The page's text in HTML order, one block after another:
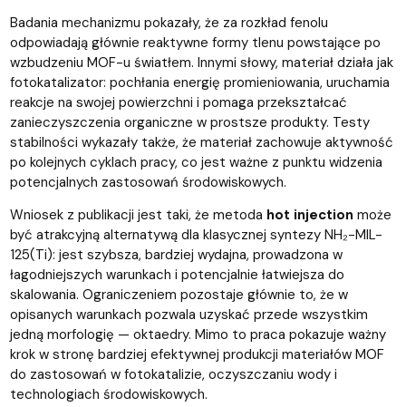
Badania mechanizmu pokazały, że za rozkład fenolu
odpowiadają głównie reaktywne formy tlenu powstające po
wzbudzeniu MOF-u światłem. Innymi słowy, materiał działa jak
fotokatalizator: pochłania energię promieniowania, uruchamia
reakcje na swojej powierzchni i pomaga przekształcać
zanieczyszczenia organiczne w prostsze produkty. Testy
stabilności wykazały także, że materiał zachowuje aktywność
po kolejnych cyklach pracy, co jest ważne z punktu widzenia
potencjalnych zastosowań środowiskowych.
Wniosek z publikacji jest taki, że metoda hot injection może
być atrakcyjną alternatywą dla klasycznej syntezy NH₂-MIL-
125(Ti): jest szybsza, bardziej wydajna, prowadzona w
łagodniejszych warunkach i potencjalnie łatwiejsza do
skalowania. Ograniczeniem pozostaje głównie to, że w
opisanych warunkach pozwala uzyskać przede wszystkim
jedną morfologię — oktaedry. Mimo to praca pokazuje ważny
krok w stronę bardziej efektywnej produkcji materiałów MOF
do zastosowań w fotokatalizie, oczyszczaniu wody i
technologiach środowiskowych.